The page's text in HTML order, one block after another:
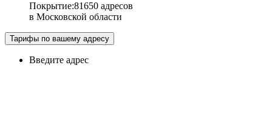
Покрытие:81650 адресов
в Московской области
Тарифы по вашему адресу
Введите адрес